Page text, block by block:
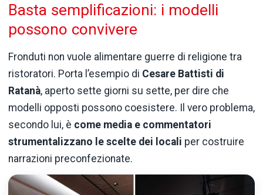
Basta semplificazioni: i modelli
possono convivere
Fronduti non vuole alimentare guerre di religione tra
ristoratori. Porta l’esempio di Cesare Battisti di
Ratanà, aperto sette giorni su sette, per dire che
modelli opposti possono coesistere. Il vero problema,
secondo lui, è come media e commentatori
strumentalizzano le scelte dei locali per costruire
narrazioni preconfezionate.